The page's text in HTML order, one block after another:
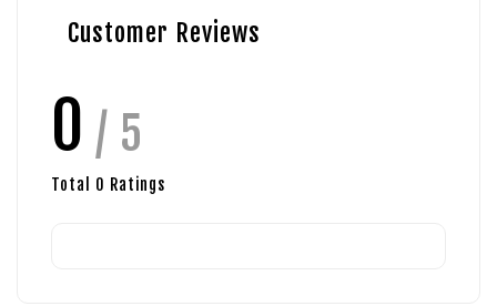
Customer Reviews
0 / 5
Total 0 Ratings